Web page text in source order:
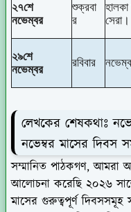
২৭শে
নভেম্বর
শুক্রবা
র
সেরা।
২৯শে
নভেম্বর
রবিবার
লেখকের শেষকথাঃ
নভেম্বর মাসের দিবস
সম্মানিত পাঠকগণ, আমরা
আলোচনা করেছি ২০২৬
মাসের গুরুত্বপূর্ণ দিবসসমূহ